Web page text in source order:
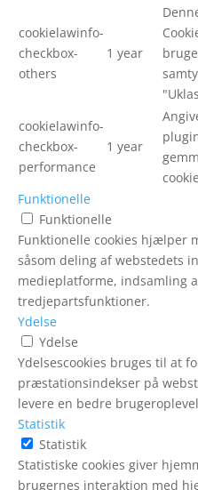
cookielawinfo-
checkbox-
others
1 year
cookielawinfo-
checkbox-
performance
1 year
Funktionelle
Funktionelle
Funktionelle cookies hjælper
såsom deling af webstedets
medieplatforme, indsamling
tredjepartsfunktioner.
Ydelse
Ydelse
Ydelsescookies bruges til at
præstationsindekser på
levere en bedre
Statistik
Statistik
Statistiske cookies giver
brugernes interaktion med